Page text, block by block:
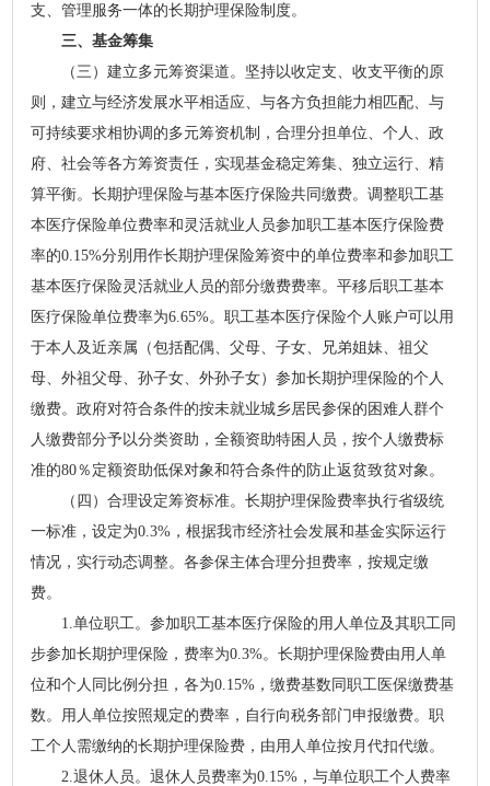
支、管理服务一体的长期护理保险制度。
三、基金筹集
（三）建立多元筹资渠道。坚持以收定支、收支平衡的原
则，建立与经济发展水平相适应、与各方负担能力相匹配、与
可持续要求相协调的多元筹资机制，合理分担单位、个人、政
府、社会等各方筹资责任，实现基金稳定筹集、独立运行、精
算平衡。长期护理保险与基本医疗保险共同缴费。调整职工基
本医疗保险单位费率和灵活就业人员参加职工基本医疗保险费
率的0.15%分别用作长期护理保险筹资中的单位费率和参加职工
基本医疗保险灵活就业人员的部分缴费费率。平移后职工基本
医疗保险单位费率为6.65%。职工基本医疗保险个人账户可以用
于本人及近亲属（包括配偶、父母、子女、兄弟姐妹、祖父
母、外祖父母、孙子女、外孙子女）参加长期护理保险的个人
缴费。政府对符合条件的按未就业城乡居民参保的困难人群个
人缴费部分予以分类资助，全额资助特困人员，按个人缴费标
准的80％定额资助低保对象和符合条件的防止返贫致贫对象。
（四）合理设定筹资标准。长期护理保险费率执行省级统
一标准，设定为0.3%，根据我市经济社会发展和基金实际运行
情况，实行动态调整。各参保主体合理分担费率，按规定缴
费。
1.单位职工。参加职工基本医疗保险的用人单位及其职工同
步参加长期护理保险，费率为0.3%。长期护理保险费由用人单
位和个人同比例分担，各为0.15%，缴费基数同职工医保缴费基
数。用人单位按照规定的费率，自行向税务部门申报缴费。职
工个人需缴纳的长期护理保险费，由用人单位按月代扣代缴。
2.退休人员。退休人员费率为0.15%，与单位职工个人费率